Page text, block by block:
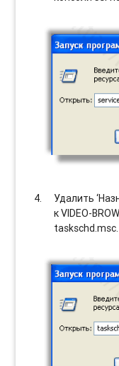
Удалить
к VIDEO-
taskschd.msc.